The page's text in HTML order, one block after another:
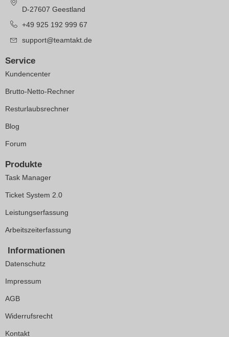
D-27607 Geestland
+49 925 192 999 67
support@teamtakt.de
Service
Kundencenter
Brutto-Netto-Rechner
Resturlaubsrechner
Blog
Forum
Produkte
Task Manager
Ticket System 2.0
Leistungserfassung
Arbeitszeiterfassung
Informationen
Datenschutz
Impressum
AGB
Widerrufsrecht
Kontakt